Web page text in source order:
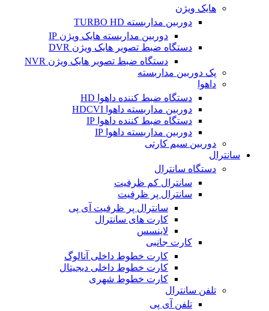
هایک ویژن
دوربین مداربسته TURBO HD
دوربین مداربسته هایک ویژن IP
دستگاه ضبط تصویر هایک ویژن DVR
دستگاه ضبط تصویر هایک ویژن NVR
پک دوربین مداربسته
داهوا
دستگاه ضبط کننده داهوا HD
دوربین مداربسته داهوا HDCVI
دستگاه ضبط کننده داهوا IP
دوربین مداربسته داهوا IP
دوربین سیم کارتی
سانترال
دستگاه سانترال
سانترال کم ظرفیت
سانترال پر ظرفیت
سانترال پر ظرفیت آی پی
کارت های سانترال
لاینسس
کارت جانبی
کارت خطوط داخلی آنالوگ
کارت خطوط داخلی دیجیتال
کارت خطوط شهری
تلفن سانترال
تلفن آی پی